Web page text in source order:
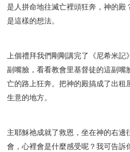
001B課程 - 解開迷思課程
001C課程
004課程 - 華人命定神學理念
103課程 - 聖經學習中階
201課程 -
301課程 - 領袖實操課程
302課程 -
308課程 - 牧養理論基礎培訓
Y131
Y132課程 - 職業策劃
Y136課程 - 如何學習
研習會01 - 醫
研習會01 - 如何讀聖經
研習會01 -
是人拼命地往滅亡裡頭狂奔，神的殿
是這樣的想法。
上個禮拜我們剛剛講完了《尼希米記
副嘴臉，看看教會里基督徒的這副嘴
亡的路上狂奔。把神的殿搞成了出租
生意的地方。
主耶穌祂成就了救恩，坐在神的右邊
會，心裡會是什麼感受呢？我可告訴